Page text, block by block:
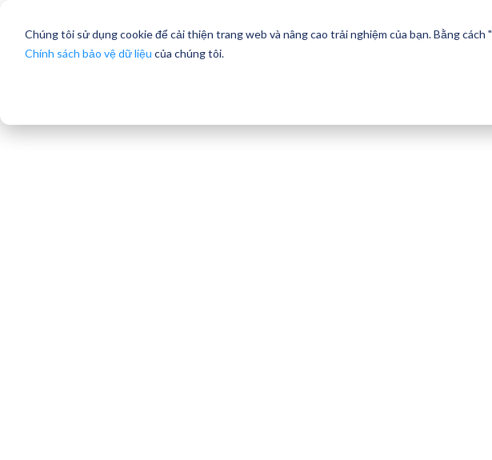
Chúng tôi sử dụng cookie để cải thiện trang web và nâng cao trải nghiệm của bạn. Bằng cách "
Chính sách bảo vệ dữ liệu của chúng tôi.